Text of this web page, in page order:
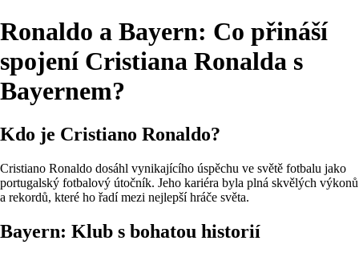
Ronaldo a Bayern: Co přináší
spojení Cristiana Ronalda s
Bayernem?
Kdo je Cristiano Ronaldo?
Cristiano Ronaldo dosáhl vynikajícího úspěchu ve světě fotbalu jako
portugalský fotbalový útočník. Jeho kariéra byla plná skvělých výkonů
a rekordů, které ho řadí mezi nejlepší hráče světa.
Bayern: Klub s bohatou historií